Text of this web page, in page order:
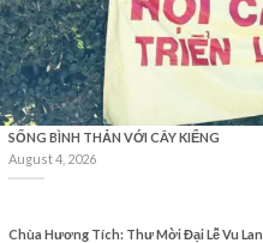
SỐNG BÌNH THẢN VỚI CÂY KIỂNG
August 4, 2026
Chùa Hương Tích: Thư Mời Đại Lễ Vu Lan